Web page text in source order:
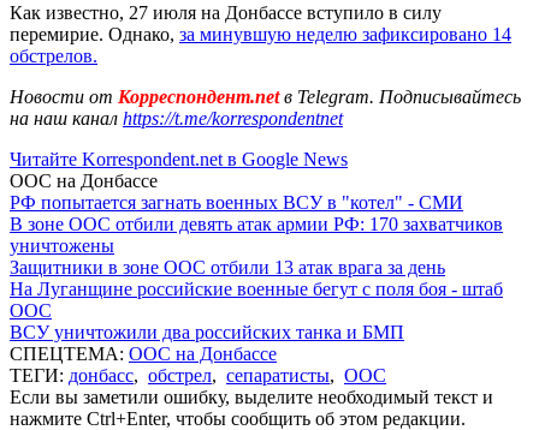
Как известно, 27 июля на Донбассе вступило в силу
перемирие. Однако, за минувшую неделю зафиксировано 14
обстрелов.
Новости от Корреспондент.netв Telegram. Подписывайтесь
на наш канал https://t.me/korrespondentnet
Читайте Korrespondent.net в Google News
ООС на Донбассе
РФ попытается загнать военных ВСУ в "котел" - СМИ
В зоне ООС отбили девять атак армии РФ: 170 захватчиков
уничтожены
Защитники в зоне ООС отбили 13 атак врага за день
На Луганщине российские военные бегут с поля боя - штаб
ООС
ВСУ уничтожили два российских танка и БМП
СПЕЦТЕМА: ООС на Донбассе
ТЕГИ: донбасс, обстрел, сепаратисты, ООС
Если вы заметили ошибку, выделите необходимый текст и
нажмите Ctrl+Enter, чтобы сообщить об этом редакции.